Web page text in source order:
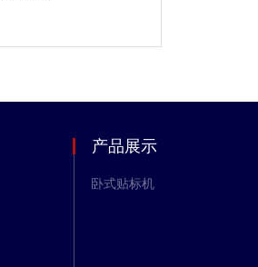
产品展示
卧式贴标机